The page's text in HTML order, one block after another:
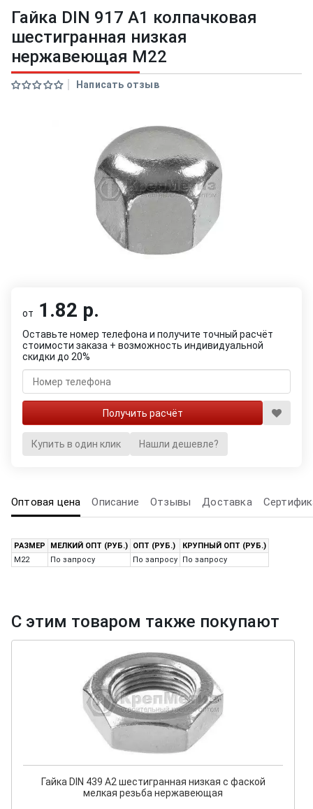
Гайка DIN 917 А1 колпачковая
шестигранная низкая
нержавеющая M22
Написать отзыв
от 1.82 р.
Оставьте номер телефона и получите точный расчёт
стоимости заказа + возможность индивидуальной
скидки до 20%
Купить в один клик Нашли дешевле?
Оптовая цена Описание Отзывы Доставка
РАЗМЕР МЕЛКИЙ ОПТ (РУБ.) ОПТ (РУБ.)
КРУПНЫЙ ОПТ (РУБ.)
M22
По запросу По запросу По запросу
С этим товаром также покупают
Гайка DIN 439 А2 шестигранная низкая с фаской
мелкая резьба нержавеющая